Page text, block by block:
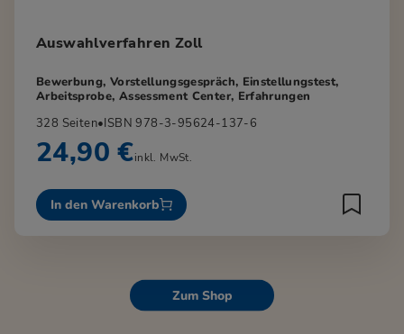
Auswahlverfahren Zoll
Bewerbung, Vorstellungsgespräch, Einstellungstest,
Arbeitsprobe, Assessment Center, Erfahrungen
328 Seiten•ISBN 978-3-95624-137-6
24,90 €inkl. MwSt.
In den Warenkorb
Zum Shop